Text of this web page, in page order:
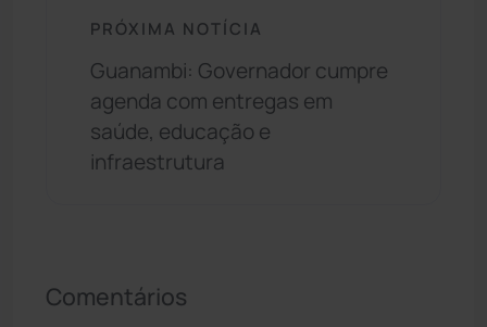
PRÓXIMA NOTÍCIA
Guanambi: Governador cumpre
agenda com entregas em
saúde, educação e
infraestrutura
Comentários